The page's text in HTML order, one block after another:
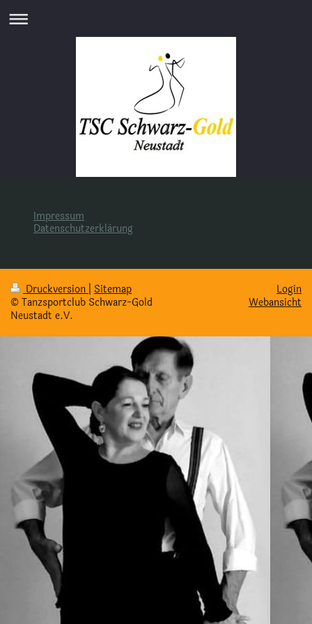
Impressum
Datenschutzerklärung
Druckversion
Sitemap
© Tanzsportclub Schwarz-Gold
Neustadt e.V.
Login
Webansicht